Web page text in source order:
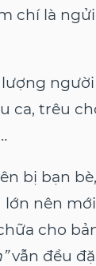
chí là
ca, trêu
bị bạn
nên
cho
vẫn đều